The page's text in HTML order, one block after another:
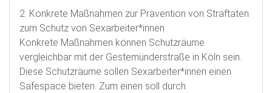
2. Konkrete Maßnahmen zur Prävention von Straftaten
zum Schutz von Sexarbeiter*innen
Konkrete Maßnahmen können Schutzräume
vergleichbar mit der Gestemünderstraße in Köln sein.
Diese Schutzräume sollen Sexarbeiter*innen einen
Safespace bieten. Zum einen soll durch